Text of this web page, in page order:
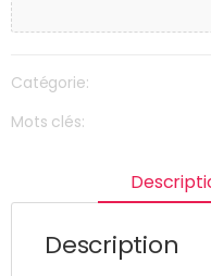
Catégorie:
Mots clés:
Description